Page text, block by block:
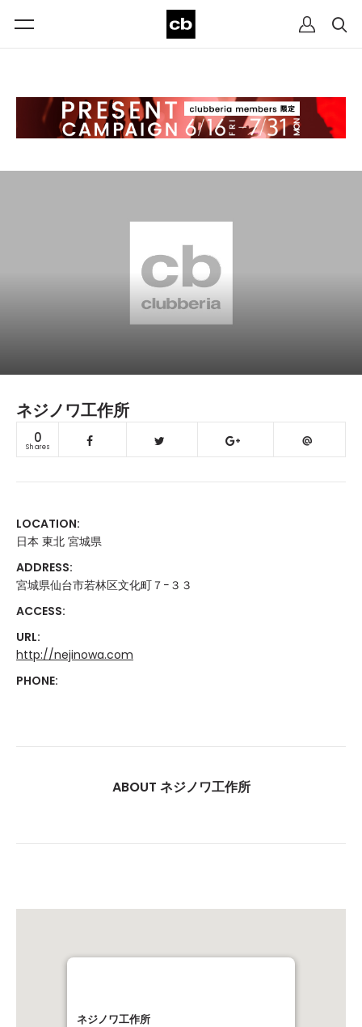
ネジノワ工作所
0
Shares
LOCATION:
日本 東北 宮城県
ADDRESS:
宮城県仙台市若林区文化町７−３３
ACCESS:
URL:
http://nejinowa.com
PHONE:
ABOUT ネジノワ工作所
ネジノワ工作所